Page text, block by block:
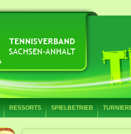
RESSORTS SPIELBETRIEB